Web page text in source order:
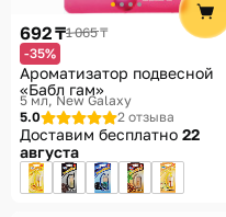
692 ₸1 065 ₸
-35%
Ароматизатор подвесной
«Бабл гам»
5 мл New Galaxy
5.0
2 отзыва
Доставим бесплатно 22
августа